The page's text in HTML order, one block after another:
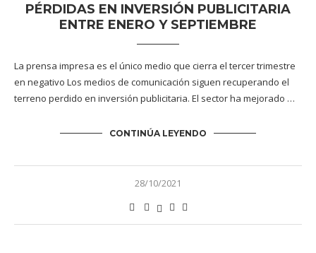
PÉRDIDAS EN INVERSIÓN PUBLICITARIA
ENTRE ENERO Y SEPTIEMBRE
La prensa impresa es el único medio que cierra el tercer trimestre
en negativo Los medios de comunicación siguen recuperando el
terreno perdido en inversión publicitaria. El sector ha mejorado …
CONTINÚA LEYENDO
28/10/2021